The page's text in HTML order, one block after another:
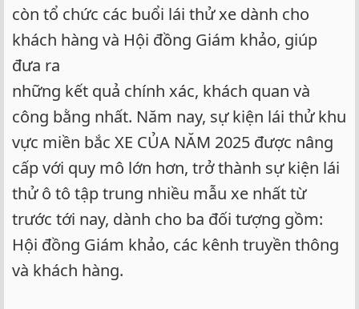
còn tổ chức các buổi lái thử xe dành cho
khách hàng và Hội đồng Giám khảo, giúp
đưa ra
những kết quả chính xác, khách quan và
công bằng nhất. Năm nay, sự kiện lái thử khu
vực miền bắc XE CỦA NĂM 2025 được nâng
cấp với quy mô lớn hơn, trở thành sự kiện lái
thử ô tô tập trung nhiều mẫu xe nhất từ
trước tới nay, dành cho ba đối tượng gồm:
Hội đồng Giám khảo, các kênh truyền thông
và khách hàng.